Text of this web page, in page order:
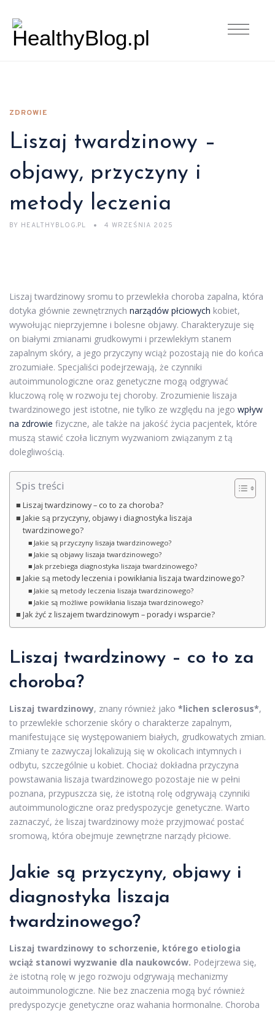
ZDROWIE
Liszaj twardzinowy –
objawy, przyczyny i
metody leczenia
BY HEALTHYBLOG.PL 4 WRZEŚNIA 2025
Liszaj twardzinowy sromu to przewlekła choroba zapalna, która
dotyka głównie zewnętrznych narządów płciowych kobiet,
wywołując nieprzyjemne i bolesne objawy. Charakteryzuje się
on białymi zmianami grudkowymi i przewlekłym stanem
zapalnym skóry, a jego przyczyny wciąż pozostają nie do końca
zrozumiałe. Specjaliści podejrzewają, że czynniki
autoimmunologiczne oraz genetyczne mogą odgrywać
kluczową rolę w rozwoju tej choroby. Zrozumienie liszaja
twardzinowego jest istotne, nie tylko ze względu na jego wpływ
na zdrowie fizyczne, ale także na jakość życia pacjentek, które
muszą stawić czoła licznym wyzwaniom związanym z tą
dolegliwością.
Spis treści
Liszaj twardzinowy – co to za choroba?
Jakie są przyczyny, objawy i diagnostyka liszaja
twardzinowego?
Jakie są przyczyny liszaja twardzinowego?
Jakie są objawy liszaja twardzinowego?
Jak przebiega diagnostyka liszaja twardzinowego?
Jakie są metody leczenia i powikłania liszaja twardzinowego?
Jakie są metody leczenia liszaja twardzinowego?
Jakie są możliwe powikłania liszaja twardzinowego?
Jak żyć z liszajem twardzinowym – porady i wsparcie?
Liszaj twardzinowy – co to za
choroba?
Liszaj twardzinowy, znany również jako *lichen sclerosus*,
to przewlekłe schorzenie skóry o charakterze zapalnym,
manifestujące się występowaniem białych, grudkowatych zmian.
Zmiany te zazwyczaj lokalizują się w okolicach intymnych i
odbytu, szczególnie u kobiet. Chociaż dokładna przyczyna
powstawania liszaja twardzinowego pozostaje nie w pełni
poznana, przypuszcza się, że istotną rolę odgrywają czynniki
autoimmunologiczne oraz predyspozycje genetyczne. Warto
zaznaczyć, że liszaj twardzinowy może przyjmować postać
sromową, która obejmuje zewnętrzne narządy płciowe.
Jakie są przyczyny, objawy i
diagnostyka liszaja
twardzinowego?
Liszaj twardzinowy to schorzenie, którego etiologia
wciąż stanowi wyzwanie dla naukowców. Podejrzewa się,
że istotną rolę w jego rozwoju odgrywają mechanizmy
autoimmunologiczne. Nie bez znaczenia mogą być również
predyspozycje genetyczne oraz wahania hormonalne. Choroba